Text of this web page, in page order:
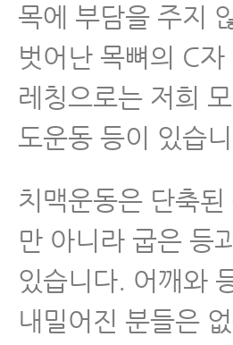
목에 부담을 주지
벗어난 목뼈의 C
레칭으로는 저희
도운동 등이 있습
치맥운동은 단축
만 아니라 굽은 등
있습니다. 어깨와
내밀어진 분들은